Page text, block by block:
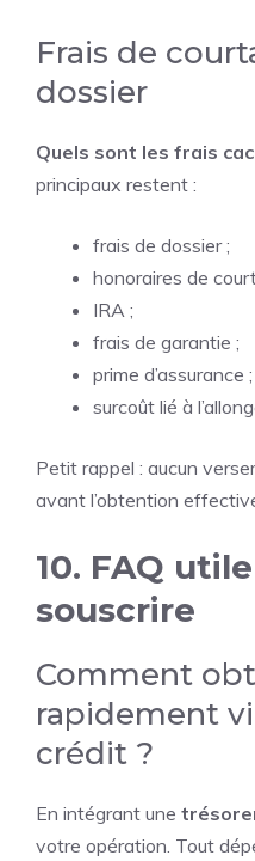
Frais de
dossier
Quels sont les frais
principaux restent :
frais de dossier ;
honoraires de
IRA ;
frais de garantie ;
prime d’assurance ;
surcoût lié à
Petit rappel : aucun
avant l’obtention
10. FAQ
souscrire
Comment
rapidement
crédit ?
En intégrant une
votre opération. Tout